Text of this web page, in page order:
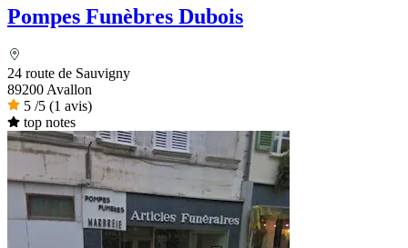
Pompes Funèbres Dubois
24 route de Sauvigny
89200 Avallon
5 /5 (1 avis)
top notes